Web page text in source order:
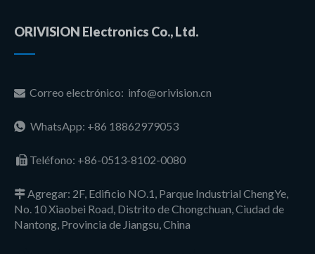
ORIVISION Electronics Co., Ltd.
 Correo electrónico: info@orivision.cn
 WhatsApp: +86 18862979053
 Teléfono: +86-0513-8102-0080
Agregar: 2F, Edificio NO.1, Parque Industrial ChengYe,
No. 10 Xiaobei Road, Distrito de Chongchuan, Ciudad de
Nantong, Provincia de Jiangsu, China